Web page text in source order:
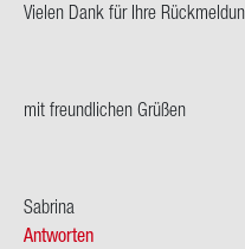
Vie­len Dank für Ihre
mit freund­li­chen Grü­ßen
Sa­bri­na
Antworten